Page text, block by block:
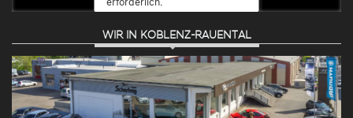
Zustimmen
und
aktivieren
WIR IN KOBLENZ-RAUENTAL